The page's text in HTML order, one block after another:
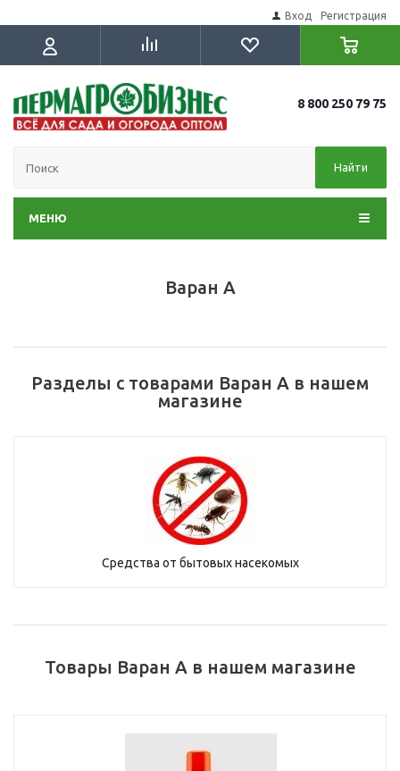
Вход Регистрация
8 800 250 79 75
Найти
МЕНЮ
Варан А
Разделы с товарами Варан А в нашем
магазине
Средства от бытовых насекомых
Товары Варан А в нашем магазине